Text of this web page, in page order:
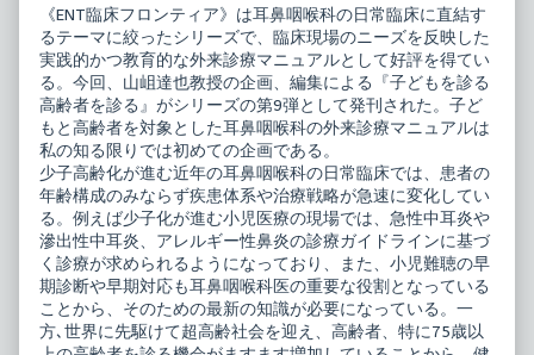
も
を
診
る，
高
齢
者
を
診
る
耳
咽
喉
科
外
来
臨
床
ロ
ン
テ
ィ
ア
子
ど
も
を
診
る，
高
齢
者
を
診
る
耳
鼻
《ENT臨床フロンティア》は耳鼻咽喉科の日常臨床に直結す
るテーマに絞ったシリーズで、臨床現場のニーズを反映した
実践的かつ教育的な外来診療マニュアルとして好評を得てい
る。今回、山岨達也教授の企画、編集による『子どもを診る
高齢者を診る』がシリーズの第9弾として発刊された。子ど
もと高齢者を対象とした耳鼻咽喉科の外来診療マニュアルは
私の知る限りでは初めての企画である。
少子高齢化が進む近年の耳鼻咽喉科の日常臨床では、患者の
年齢構成のみならず疾患体系や治療戦略が急速に変化してい
る。例えば少子化が進む小児医療の現場では、急性中耳炎や
滲出性中耳炎、アレルギー性鼻炎の診療ガイドラインに基づ
く診療が求められるようになっており、また、小児難聴の早
期診断や早期対応も耳鼻咽喉科医の重要な役割となっている
ことから、そのための最新の知識が必要になっている。一
方､世界に先駆けて超高齢社会を迎え、高齢者、特に75歳以